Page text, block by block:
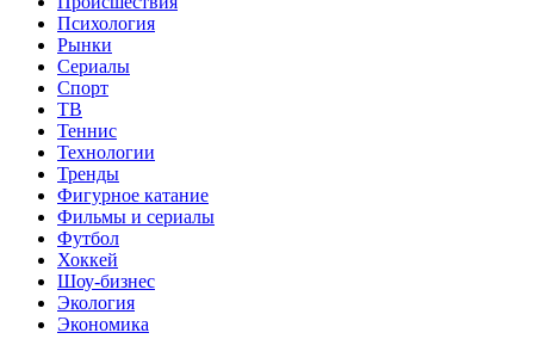
Психология
Рынки
Сериалы
Спорт
ТВ
Теннис
Технологии
Тренды
Фигурное катание
Фильмы и сериалы
Футбол
Хоккей
Шоу-бизнес
Экология
Экономика